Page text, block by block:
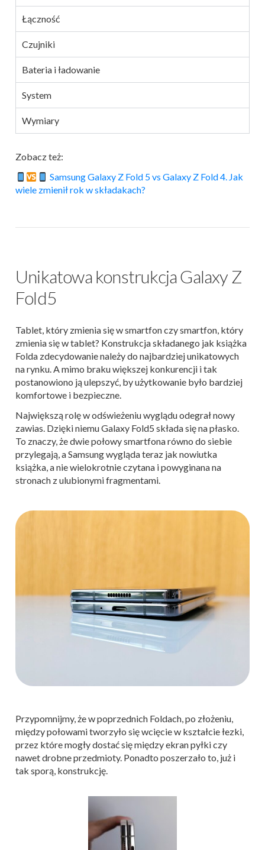
Łączność
Czujniki
Bateria i ładowanie
System
Wymiary
Zobacz też:
Samsung Galaxy Z Fold 5 vs Galaxy Z Fold 4. Jak
wiele zmienił rok w składakach?
Unikatowa konstrukcja Galaxy Z
Fold5
Tablet, który zmienia się w smartfon czy smartfon, który
zmienia się w tablet? Konstrukcja składanego jak książka
Folda zdecydowanie należy do najbardziej unikatowych
na rynku. A mimo braku większej konkurencji i tak
postanowiono ją ulepszyć, by użytkowanie było bardziej
komfortowe i bezpieczne.
Największą rolę w odświeżeniu wyglądu odegrał nowy
zawias. Dzięki niemu Galaxy Fold5 składa się na płasko.
To znaczy, że dwie połowy smartfona równo do siebie
przylegają, a Samsung wygląda teraz jak nowiutka
książka, a nie wielokrotnie czytana i powyginana na
stronach z ulubionymi fragmentami.
Przypomnijmy, że w poprzednich Foldach, po złożeniu,
między połowami tworzyło się wcięcie w kształcie łezki,
przez które mogły dostać się między ekran pyłki czy
nawet drobne przedmioty. Ponadto poszerzało to, już i
tak sporą, konstrukcję.